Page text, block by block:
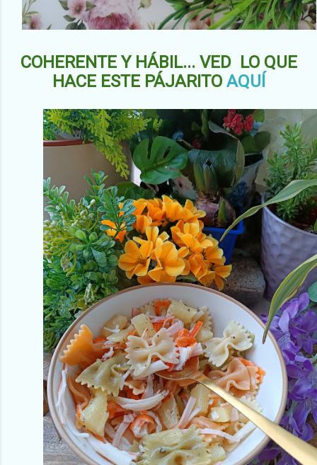
COHERENTE Y HÁBIL... VED LO QUE
HACE ESTE PÁJARITO AQUÍ